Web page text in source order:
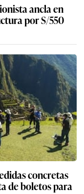
ancla en
por S/550
concretas
de boletos para